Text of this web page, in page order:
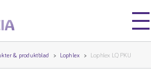
& produktblad Lophlex Lophlex LQ PKU